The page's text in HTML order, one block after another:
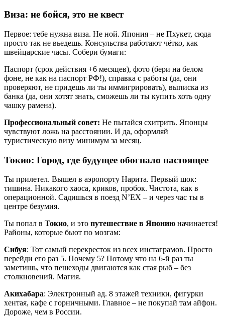
Виза: не бойся, это не квест
Первое: тебе нужна виза. Не ной. Япония – не Пхукет, сюда
просто так не вьедешь. Консульства работают чётко, как
швейцарские часы. Собери бумаги:
Паспорт (срок действия +6 месяцев), фото (бери на белом
фоне, не как на паспорт РФ!), справка с работы (да, они
проверяют, не придешь ли ты иммигрировать), выписка из
банка (да, они хотят знать, сможешь ли ты купить хоть одну
чашку рамена).
Профессиональный совет: Не пытайся схитрить. Японцы
чувствуют ложь на расстоянии. И да, оформляй
туристическую визу минимум за месяц.
Токио: Город, где будущее обогнало настоящее
Ты прилетел. Вышел в аэропорту Нарита. Первый шок:
тишина. Никакого хаоса, криков, пробок. Чистота, как в
операционной. Садишься в поезд N’EX – и через час ты в
центре безумия.
Ты попал в Токио, и это путешествие в Японию начинается!
Районы, которые бьют по мозгам:
Сибуя: Тот самый перекресток из всех инстаграмов. Просто
перейди его раз 5. Почему 5? Потому что на 6-й раз ты
заметишь, что пешеходы двигаются как стая рыб – без
столкновений. Магия.
Акихабара: Электронный ад. 8 этажей техники, фигурки
хентая, кафе с горничными. Главное – не покупай там айфон.
Дороже, чем в России.